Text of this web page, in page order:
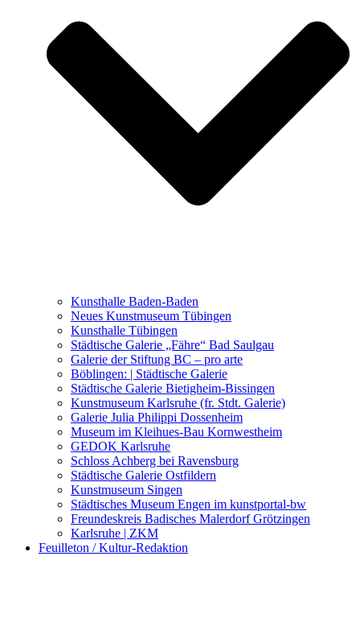
Was seither geschah
Kunstwettbewerbe, Ausschreibungen für Künstler
Kunsthalle Baden-Baden
Neues Kunstmuseum Tübingen
Kunsthalle Tübingen
Städtische Galerie „Fähre“ Bad Saulgau
Galerie der Stiftung BC – pro arte
Böblingen: | Städtische Galerie
Städtische Galerie Bietigheim-Bissingen
Kunstmuseum Karlsruhe (fr. Stdt. Galerie)
Galerie Julia Philippi Dossenheim
Museum im Kleihues-Bau Kornwestheim
GEDOK Karlsruhe
Schloss Achberg bei Ravensburg
Städtische Galerie Ostfildern
Kunstmuseum Singen
Städtisches Museum Engen im kunstportal-bw
Freundeskreis Badisches Malerdorf Grötzingen
Karlsruhe | ZKM
Feuilleton / Kultur-Redaktion